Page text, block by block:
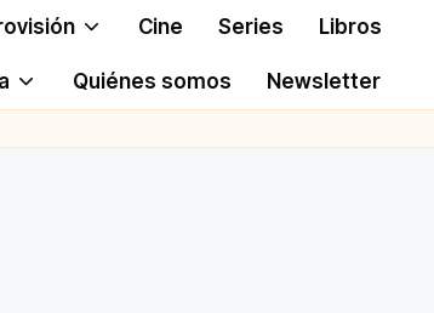
Cine Series Libros
Quiénes somos Newsletter